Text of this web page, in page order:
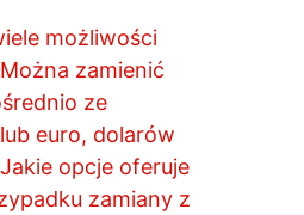
możliwości
zamienić
ze
euro, dolarów
opcje oferuje
zamiany z